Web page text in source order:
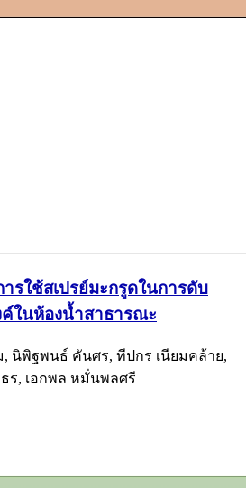
รใช้สเปรย์มะกรูดในการดับ
ค์ในห้องน้ำสาธารณะ
นิพิฐพนธ์ คันศร, ทีปกร เนียมคล้าย,
ร, เอกพล หมั่นพลศรี